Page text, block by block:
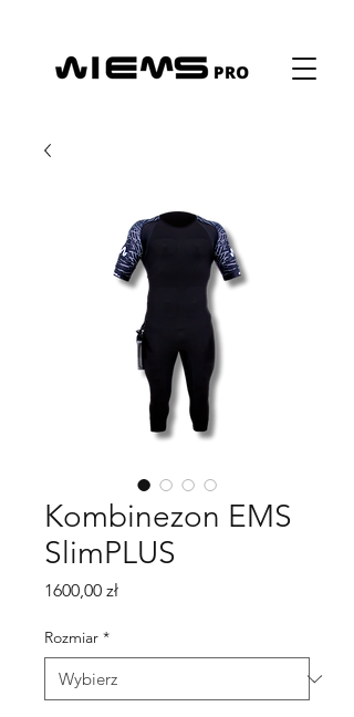
Kombinezon EMS
SlimPLUS
1600,00 złCena
Rozmiar *